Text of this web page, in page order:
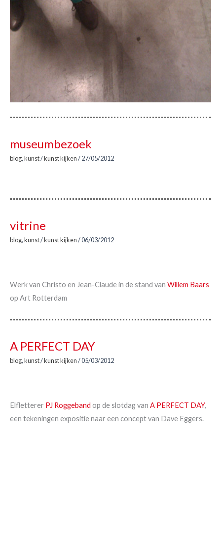
museumbezoek
blog,kunst/kunst kijken/27/05/2012
vitrine
blog,kunst/kunst kijken/06/03/2012
Werk van Christo en Jean-Claude in de stand van Willem Baars
op Art Rotterdam
A PERFECT DAY
blog,kunst/kunst kijken/05/03/2012
Elfletterer PJ Roggeband op de slotdag van A PERFECT DAY,
een tekeningen expositie naar een concept van Dave Eggers.